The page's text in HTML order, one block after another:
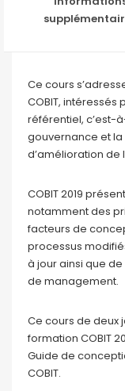
Ce cours
COBIT, intéressés
référentiel, c’est-
gouvernance et
d’amélioration de
COBIT 2019
notamment des
facteurs de
processus
à jour ainsi que
de management.
Ce cours de deux
formation COBIT
Guide de
COBIT.